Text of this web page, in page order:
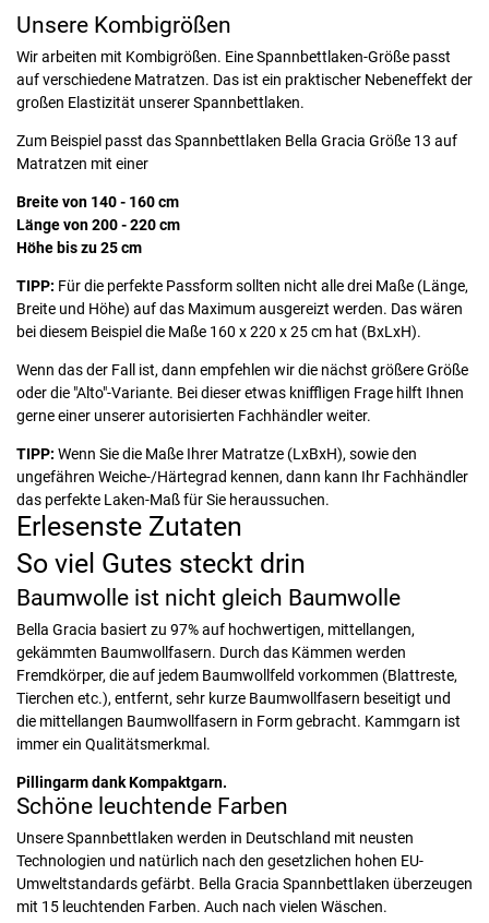
Unsere Kombigrößen
Wir arbeiten mit Kombigrößen. Eine Spannbettlaken-Größe passt
auf verschiedene Matratzen. Das ist ein praktischer Nebeneffekt der
großen Elastizität unserer Spannbettlaken.
Zum Beispiel passt das Spannbettlaken Bella Gracia Größe 13 auf
Matratzen mit einer
Breite von 140 - 160 cm
Länge von 200 - 220 cm
Höhe bis zu 25 cm
TIPP: Für die perfekte Passform sollten nicht alle drei Maße (Länge,
Breite und Höhe) auf das Maximum ausgereizt werden. Das wären
bei diesem Beispiel die Maße 160 x 220 x 25 cm hat (BxLxH).
Wenn das der Fall ist, dann empfehlen wir die nächst größere Größe
oder die "Alto"-Variante. Bei dieser etwas kniffligen Frage hilft Ihnen
gerne einer unserer autorisierten Fachhändler weiter.
TIPP: Wenn Sie die Maße Ihrer Matratze (LxBxH), sowie den
ungefähren Weiche-/Härtegrad kennen, dann kann Ihr Fachhändler
das perfekte Laken-Maß für Sie heraussuchen.
Erlesenste Zutaten
So viel Gutes steckt drin
Baumwolle ist nicht gleich Baumwolle
Bella Gracia basiert zu 97% auf hochwertigen, mittellangen,
gekämmten Baumwollfasern. Durch das Kämmen werden
Fremdkörper, die auf jedem Baumwollfeld vorkommen (Blattreste,
Tierchen etc.), entfernt, sehr kurze Baumwollfasern beseitigt und
die mittellangen Baumwollfasern in Form gebracht. Kammgarn ist
immer ein Qualitätsmerkmal.
Pillingarm dank Kompaktgarn.
Schöne leuchtende Farben
Unsere Spannbettlaken werden in Deutschland mit neusten
Technologien und natürlich nach den gesetzlichen hohen EU-
Umweltstandards gefärbt. Bella Gracia Spannbettlaken überzeugen
mit 15 leuchtenden Farben. Auch nach vielen Wäschen.